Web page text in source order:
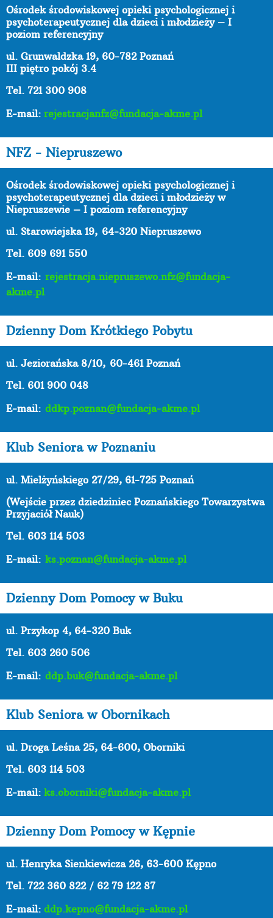
Ośrodek środowiskowej opieki psychologicznej i
psychoterapeutycznej dla dzieci i młodzieży – I
poziom referencyjny
ul. Grunwaldzka 19, 60-782 Poznań
III piętro pokój 3.4
Tel. 721 300 908
E-mail: rejestracjanfz@fundacja-akme.pl
NFZ - Niepruszewo
Ośrodek środowiskowej opieki psychologicznej i
psychoterapeutycznej dla dzieci i młodzieży w
Niepruszewie – I poziom referencyjny
ul. Starowiejska 19, 64-320 Niepruszewo
Tel. 609 691 550
E-mail: rejestracja.niepruszewo.nfz@fundacja-
akme.pl
Dzienny Dom Krótkiego Pobytu
ul. Jeziorańska 8/10, 60-461 Poznań
Tel. 601 900 048
E-mail: ddkp.poznan@fundacja-akme.pl
Klub Seniora w Poznaniu
ul. Mielżyńskiego 27/29, 61-725 Poznań
(Wejście przez dziedziniec Poznańskiego Towarzystwa
Przyjaciół Nauk)
Tel. 603 114 503
E-mail: ks.poznan@fundacja-akme.pl
Dzienny Dom Pomocy w Buku
ul. Przykop 4, 64-320 Buk
Tel. 603 260 506
E-mail: ddp.buk@fundacja-akme.pl
Klub Seniora w Obornikach
ul. Droga Leśna 25, 64-600, Oborniki
Tel. 603 114 503
E-mail: ks.oborniki@fundacja-akme.pl
Dzienny Dom Pomocy w Kępnie
ul. Henryka Sienkiewicza 26, 63-600 Kępno
Tel. 722 360 822 / 62 79 122 87
E-mail: ddp.kepno@fundacja-akme.pl